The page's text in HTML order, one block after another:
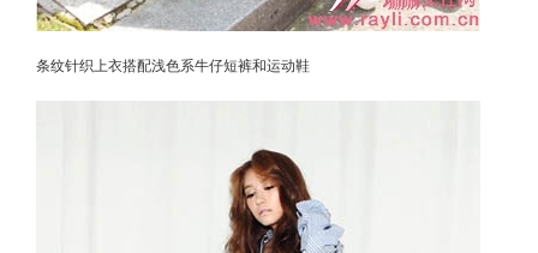
条纹针织上衣搭配浅色系牛仔短裤和运动鞋